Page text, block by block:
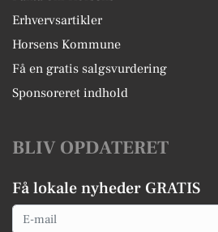
Erhvervsartikler
Horsens Kommune
Få en gratis salgsvurdering
Sponsoreret indhold
BLIV OPDATERET
Få lokale nyheder GRATIS
Email